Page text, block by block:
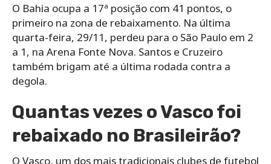
O Bahia ocupa a 17ª posição com 41 pontos, o
primeiro na zona de rebaixamento. Na última
quarta-feira, 29/11, perdeu para o São Paulo em 2
a 1, na Arena Fonte Nova. Santos e Cruzeiro
também brigam até a última rodada contra a
degola.
Quantas vezes o Vasco foi
rebaixado no Brasileirão?
O Vasco, um dos mais tradicionais clubes de futebol